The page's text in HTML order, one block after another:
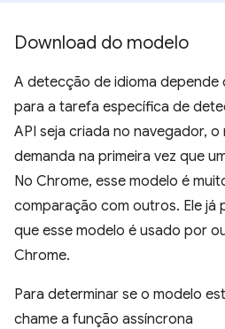
Download do modelo
A detecção de idioma depende
para a tarefa específica de
API seja criada no navegador,
demanda na primeira vez que
No Chrome, esse modelo é
comparação com outros. Ele já
que esse modelo é usado por
Chrome.
Para determinar se o modelo
chame a função assíncrona